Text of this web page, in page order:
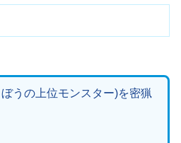
うの上位モンスター)を密猟